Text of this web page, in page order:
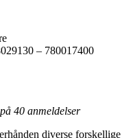
– 780017400
40 anmeldelser
diverse forskellige